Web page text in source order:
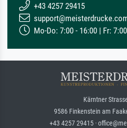
+43 4257 29415
Mo-Do: 7:00 - 16:00 | Fr:
Kärntner
9586 Finkenstein am
+43 4257 29415 ·